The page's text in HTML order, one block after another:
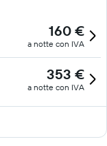
160 €
a notte con IVA
353 €
a notte con IVA